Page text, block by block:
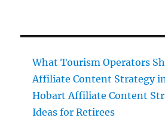
What Tourism Operators
Affiliate Content Strategy
Hobart Affiliate Content
Ideas for Retirees